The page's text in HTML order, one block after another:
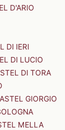
D'ARIO
DI IERI
DI LUCIO
DI TORA
GIORGIO
MELLA